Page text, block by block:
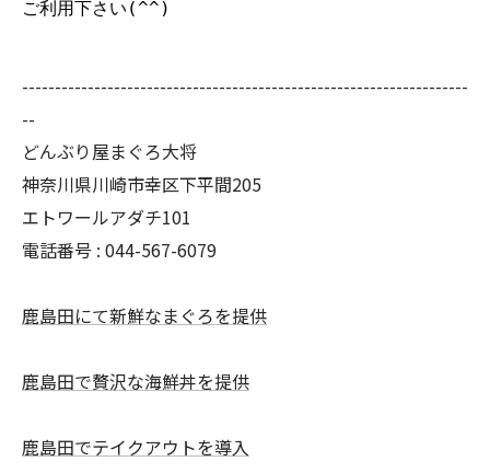
ご利用下さい(^^)
--------------------------------------------------------------------
--
どんぶり屋まぐろ大将
神奈川県川崎市幸区下平間205
エトワールアダチ101
電話番号 : 044-567-6079
鹿島田にて新鮮なまぐろを提供
鹿島田で贅沢な海鮮丼を提供
鹿島田でテイクアウトを導入